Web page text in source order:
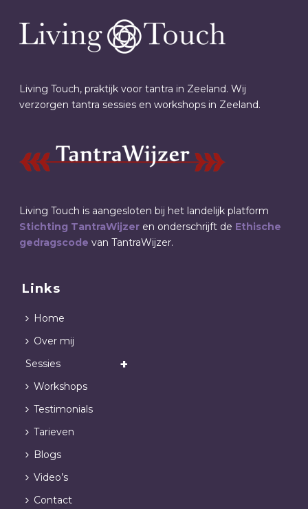
Living Touch, praktijk voor tantra in Zeeland. Wij
verzorgen tantra sessies en workshops in Zeeland.
Living Touch is aangesloten bij het landelijk platform
Stichting TantraWijzer en onderschrijft de Ethische
gedragscode van TantraWijzer.
Links
Home
Over mij
Sessies
Workshops
Testimonials
Tarieven
Blogs
Video’s
Contact